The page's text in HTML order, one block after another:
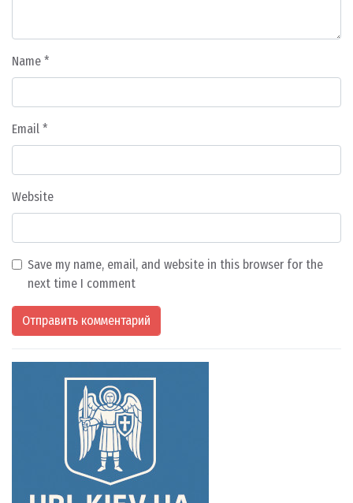
Name *
Email *
Website
Save my name, email, and website in this browser for the
next time I comment